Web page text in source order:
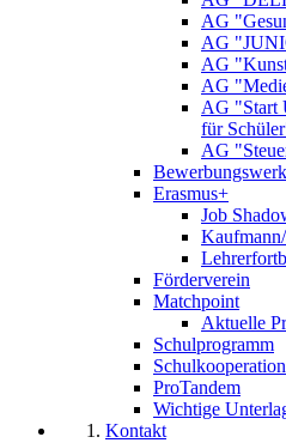
AG
AG
AG
AG
AG "Start
für
AG
Erasmus+
Job
Förderverein
Matchpoint
Aktuelle
Schulprogramm
ProTandem
Wichtige
Kontakt